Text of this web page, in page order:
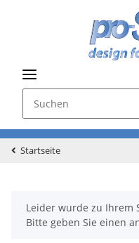
Startseite
xLeider wurde zu Ihrem
Bitte geben Sie einen